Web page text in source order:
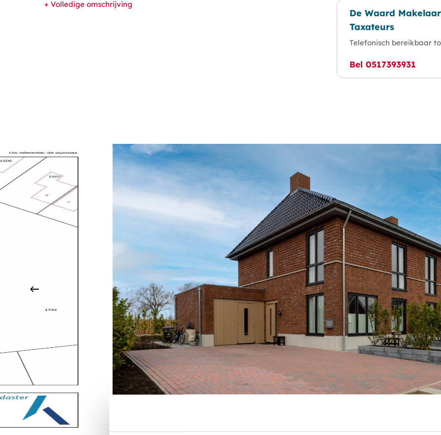
slaap- of werkkamer en/of berging.
Tweede verdieping:
De grote zolderruimte is nog volledig naar eigen inzicht in te delen. Denk aan
een extra slaapkamer, hobbyruimte of thuiswerkplek – de mogelijkheden zijn
er.
Buitenruimte
De woning beschikt over een eigen oprit met ruimte voor maar liefst vier
auto’s. De achtertuin (ca. 300 m² en 14 meter breed) ligt op het noordwesten
en biedt volop mogelijkheden om een heerlijke buitenruimte te creëren –
helemaal naar uw eigen smaak. De basis is er, nu is het aan u om hier iets
Waarom juist deze woning?
• Bijna instapklaar, modern en energiezuinig wonen;
• Voldoet aan de nieuwste BENG-normen, volledig gasloos, energielabel
• Grote zolder met uitbreidingsmogelijkheden;
• Ruime tuin en parkeergelegenheid op eigen terrein.
+ Volledige omschrijving
De Waard
Taxateurs
Telefonisch bereikbaar
Bel 0517393931